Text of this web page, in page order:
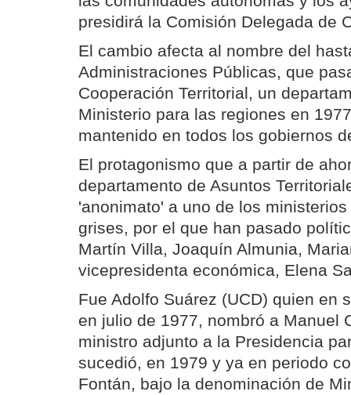
presidirá la Comisión Delegada de
El cambio afecta al nombre del
Administraciones Públicas, que
Cooperación Territorial, un
Ministerio para las regiones en
mantenido en todos los gobiernos
El protagonismo que a partir de
departamento de Asuntos
'anonimato' a uno de los
grises, por el que han pasado
Martín Villa, Joaquín Almunia,
vicepresidenta económica, Elena
Fue Adolfo Suárez (UCD) quien en
en julio de 1977, nombró a Manuel
ministro adjunto a la Presidencia
sucedió, en 1979 y ya en periodo
Fontán, bajo la denominación de